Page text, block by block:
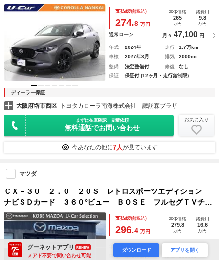
ＴＣ ドラレコ ＬＥＤヘッドランプ アイドリングストップ
支払総額(税込)
274.8 万円
本体価格
265
万円
諸費用
9.8
万円
通常ローン 月々 47,100 円
年式 2024年 走行
1.7万km
車検
2027年3月 排気
2000cc
整備
法定整備付 修復
なし
保証
保証付 (12ヶ月・走行無制限)
ディーラー保証
大阪府堺市西区 トヨタカローラ南海株式会社 諏訪森プラザ
まずは在庫確認・見積依頼
無料通話でお問い合わせ
お気に入り
今あなたの他に7人が見ています
マツダ
ＣＸ－３０ ２．０ ２０Ｓ レトロスポーツエディション
ナビＳＤカード ３６０°ビュー ＢＯＳＥ フルセグＴＶチュ
ーナー ＥＴＣ Ｂｌｕｅｔｏｏｔｈ機能 ＵＳＢ端子 ワイ
ヤレス充電Ｑｉ ２カメラドライブレコーダー レーダークル
ーズコントロール パドルシフト
支払総額(税込)
296.4 万円
本体価格
279.8
万円
諸費用
16.6
万円
年式 2024年
1.2万km
車検
車検整備付 排気 2000cc
グーネットアプリ RENEW
メアド不要で問い合わせ可能
ダウンロード アプリを開く